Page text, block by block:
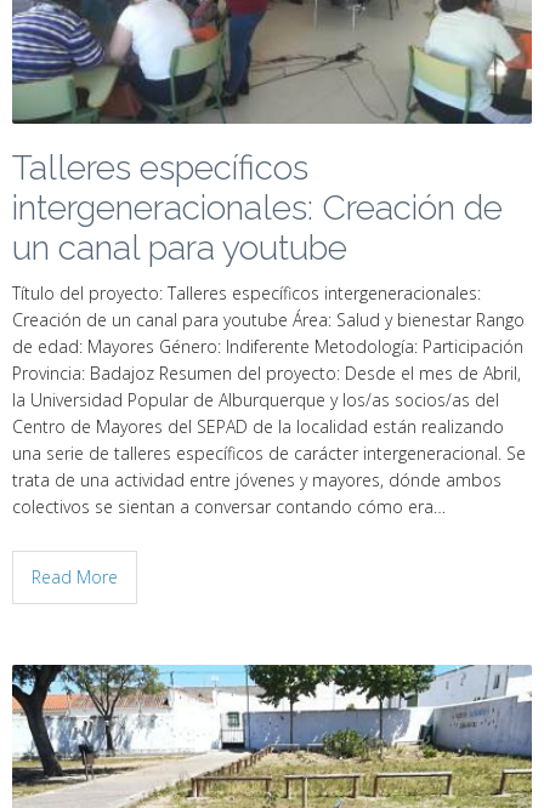
Talleres específicos
intergeneracionales: Creación de
un canal para youtube
Título del proyecto: Talleres específicos intergeneracionales:
Creación de un canal para youtube Área: Salud y bienestar Rango
de edad: Mayores Género: Indiferente Metodología: Participación
Provincia: Badajoz Resumen del proyecto: Desde el mes de Abril,
la Universidad Popular de Alburquerque y los/as socios/as del
Centro de Mayores del SEPAD de la localidad están realizando
una serie de talleres específicos de carácter intergeneracional. Se
trata de una actividad entre jóvenes y mayores, dónde ambos
colectivos se sientan a conversar contando cómo era…
Read More